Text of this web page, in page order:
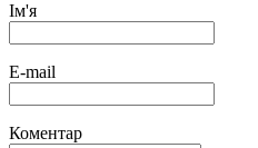
Ім'я
E-mail
Коментар